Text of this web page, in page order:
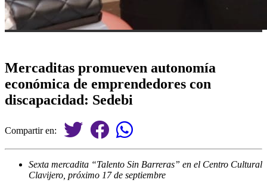
Mercaditas promueven autonomía
económica de emprendedores con
discapacidad: Sedebi
Compartir en:
Sexta mercadita “Talento Sin Barreras” en el Centro Cultural
Clavijero, próximo 17 de septiembre